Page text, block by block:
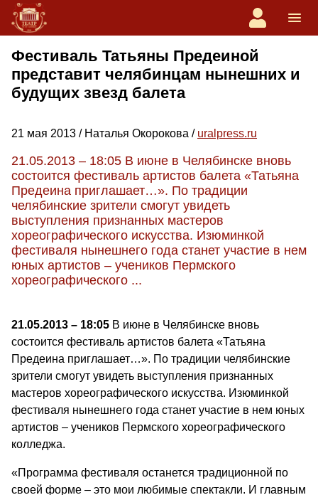
Фестиваль Татьяны Предеиной
представит челябинцам нынешних и
будущих звезд балета
21 мая 2013 / Наталья Окорокова / uralpress.ru
21.05.2013 – 18:05 В июне в Челябинске вновь
состоится фестиваль артистов балета «Татьяна
Предеина приглашает…». По традиции
челябинские зрители смогут увидеть
выступления признанных мастеров
хореографического искусства. Изюминкой
фестиваля нынешнего года станет участие в нем
юных артистов – учеников Пермского
хореографического ...
21.05.2013 – 18:05 В июне в Челябинске вновь
состоится фестиваль артистов балета «Татьяна
Предеина приглашает…». По традиции челябинские
зрители смогут увидеть выступления признанных
мастеров хореографического искусства. Изюминкой
фестиваля нынешнего года станет участие в нем юных
артистов – учеников Пермского хореографического
колледжа.
«Программа фестиваля останется традиционной по
своей форме – это мои любимые спектакли. И главным